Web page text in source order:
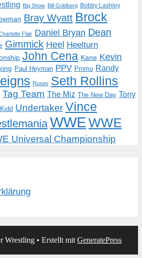
Big Show Bill Goldberg Bobby Lashley
Bray Wyatt Brock
Flair Daniel Bryan Dean
Gimmick Heel Heelturn
John Cena Kane Kevin
Paul Heyman PPV Promo Randy
Rusev Seth Rollins
Tag Team The Miz The New Day Tony
Undertaker Vince
WWE WWE
Universal Championship
Wrestling • Erstellt mit GeneratePress